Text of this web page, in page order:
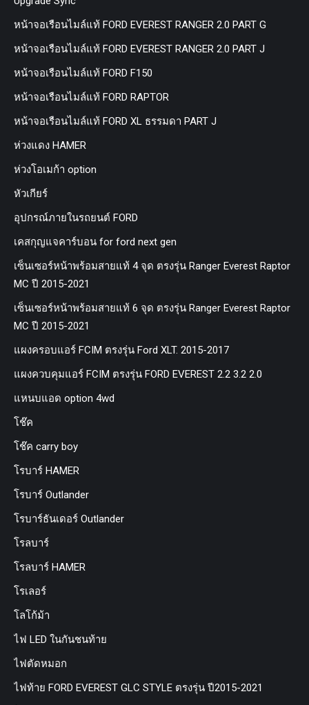
หน้าจอเรือนไมล์แท้ FORD EVEREST RANGER 2.0 PART G
หน้าจอเรือนไมล์แท้ FORD EVEREST RANGER 2.0 PART J
หน้าจอเรือนไมล์แท้ FORD F150
หน้าจอเรือนไมล์แท้ FORD RAPTOR
หน้าจอเรือนไมล์แท้ FORD XL ธรรมดา PART J
ห่วงแดง HAMER
ห่วงโอเมก้า option
หัวเกียร์
อุปกรณ์ภายในรถยนต์ FORD
เคสกุญแจคาร์บอน for ford next gen
เซ็นเซอร์หน้าพร้อมสายแท้ 4 จุด ตรงรุ่น Ranger Everest Raptor
MC ปี 2015-2021
เซ็นเซอร์หน้าพร้อมสายแท้ 6 จุด ตรงรุ่น Ranger Everest Raptor
MC ปี 2015-2021
แผงครอบแอร์ FCIM ตรงรุ่น Ford XLT. 2015-2017
แผงควบคุมแอร์ FCIM ตรงรุ่น FORD EVEREST 2.2 3.2 2.0
แหนบแอด option 4wd
โช๊ค
โช๊ค carry boy
โรบาร์ HAMER
โรบาร์ Outlander
โรบาร์ธันเดอร์ Outlander
โรลบาร์
โรลบาร์ HAMER
โรเลอร์
โลโก้ม้า
ไฟ LED ในกันชนท้าย
ไฟตัดหมอก
ไฟท้าย FORD EVEREST GLC STYLE ตรงรุ่น ปี2015-2021